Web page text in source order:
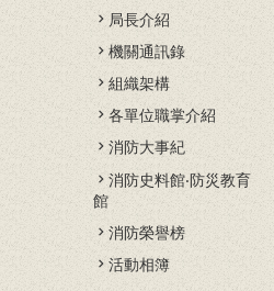
局長介紹
機關通訊錄
組織架構
各單位職掌介紹
消防大事紀
消防史料館‧防災教育
館
消防榮譽榜
活動相簿